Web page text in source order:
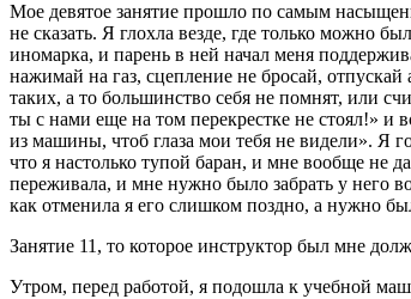
Мое девятое занятие прошло по самым
не сказать. Я глохла везде, где только можно
иномарка, и парень в ней начал меня
нажимай на газ, сцепление не бросай,
таких, а то большинство себя не помнят, или
ты с нами еще на том перекрестке не стоял!» и
из машины, чтоб глаза мои тебя не видели». Я
что я настолько тупой баран, и мне вообще не
переживала, и мне нужно было забрать у него
как отменила я его слишком поздно, а нужно
Занятие 11, то которое инструктор был мне
Утром, перед работой, я подошла к учебной